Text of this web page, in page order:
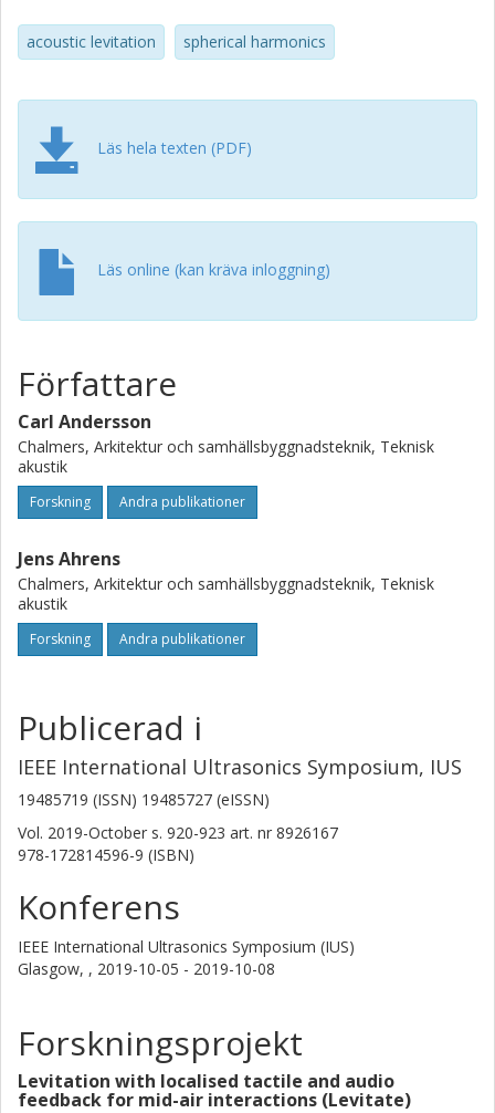
how the truncation order of the spherical harmonics
expansion influence the calculated force, for varying
acoustic levitation spherical harmonics
Läs hela texten (PDF)
Läs online (kan kräva inloggning)
Författare
Carl Andersson
Chalmers, Arkitektur och samhällsbyggnadsteknik, Teknisk
akustik
Forskning Andra publikationer
Jens Ahrens
Chalmers, Arkitektur och samhällsbyggnadsteknik, Teknisk
akustik
Forskning Andra publikationer
Publicerad i
IEEE International Ultrasonics Symposium, IUS
19485719 (ISSN) 19485727 (eISSN)
Vol. 2019-October s. 920-923 art. nr 8926167
978-172814596-9 (ISBN)
Konferens
IEEE International Ultrasonics Symposium (IUS)
Glasgow, , 2019-10-05 - 2019-10-08
Forskningsprojekt
Levitation with localised tactile and audio
feedback for mid-air interactions (Levitate)